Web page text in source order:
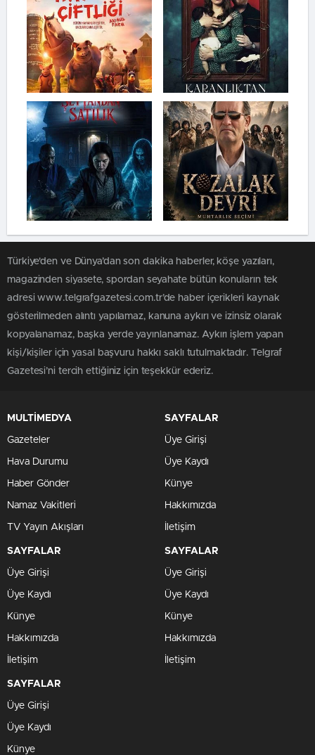
Türkiye'den ve Dünya’dan son dakika haberler, köşe yazıları,
magazinden siyasete, spordan seyahate bütün konuların tek
adresi www.telgrafgazetesi.com.tr’de haber içerikleri kaynak
gösterilmeden alıntı yapılamaz, kanuna aykırı ve izinsiz olarak
kopyalanamaz, başka yerde yayınlanamaz. Aykırı işlem yapan
kişi/kişiler için yasal başvuru hakkı saklı tutulmaktadır. Telgraf
Gazetesi’ni tercih ettiğiniz için teşekkür ederiz.
MULTİMEDYA
Gazeteler
Hava Durumu
Haber Gönder
Namaz Vakitleri
TV Yayın Akışları
SAYFALAR
Üye Girişi
Üye Kaydı
Künye
Hakkımızda
İletişim
SAYFALAR
Üye Girişi
Üye Kaydı
Künye
Hakkımızda
İletişim
SAYFALAR
Üye Girişi
Üye Kaydı
Künye
Hakkımızda
İletişim
SAYFALAR
Üye Girişi
Üye Kaydı
Künye